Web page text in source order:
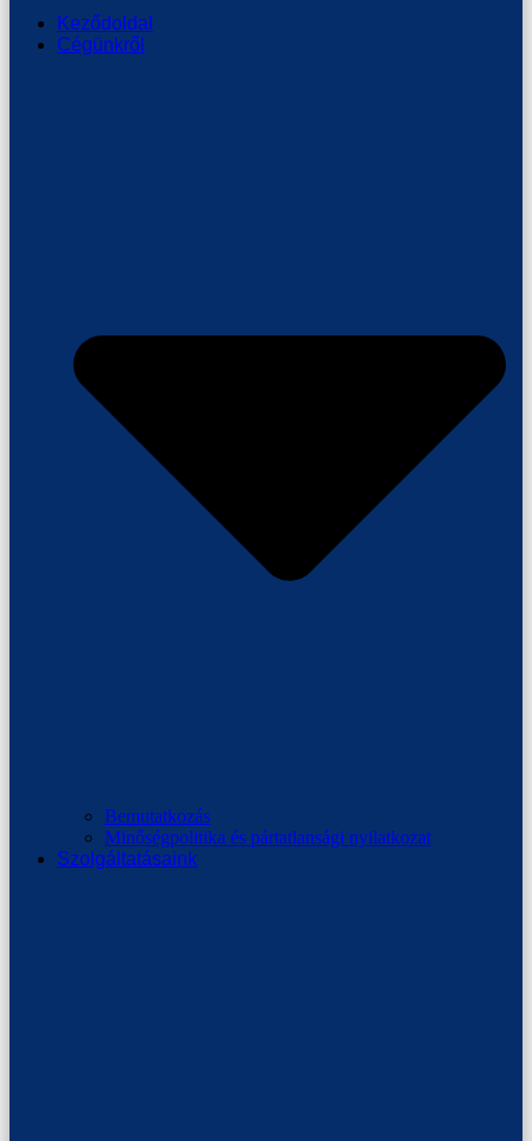
Keződoldal
Cégünkről
Bemutatkozás
Minőségpolitika és pártatlansági nyilatkozat
Szolgáltatásaink